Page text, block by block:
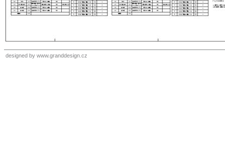
designed by www.granddesign.cz